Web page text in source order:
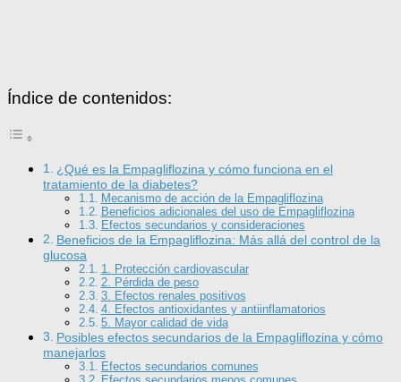
Índice de contenidos:
¿Qué es la Empagliflozina y cómo funciona en el
tratamiento de la diabetes?
Mecanismo de acción de la Empagliflozina
Beneficios adicionales del uso de Empagliflozina
Efectos secundarios y consideraciones
Beneficios de la Empagliflozina: Más allá del control de la
glucosa
1. Protección cardiovascular
2. Pérdida de peso
3. Efectos renales positivos
4. Efectos antioxidantes y antiinflamatorios
5. Mayor calidad de vida
Posibles efectos secundarios de la Empagliflozina y cómo
manejarlos
Efectos secundarios comunes